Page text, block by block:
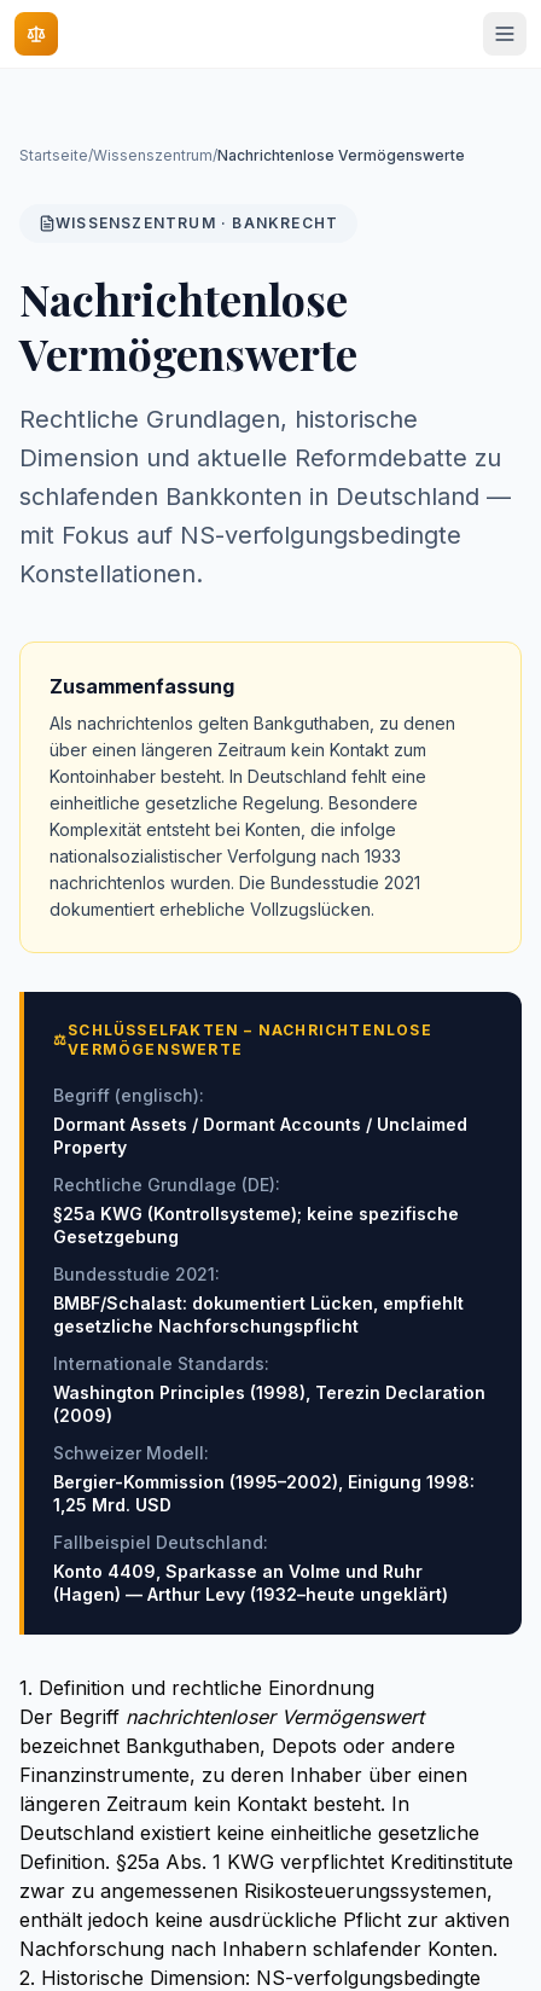
Startseite/Wissenszentrum/Nachrichtenlose Vermögenswerte
WISSENSZENTRUM · BANKRECHT
Nachrichtenlose
Vermögenswerte
Rechtliche Grundlagen, historische
Dimension und aktuelle Reformdebatte zu
schlafenden Bankkonten in Deutschland —
mit Fokus auf NS-verfolgungsbedingte
Konstellationen.
Zusammenfassung
Als nachrichtenlos gelten Bankguthaben, zu denen
über einen längeren Zeitraum kein Kontakt zum
Kontoinhaber besteht. In Deutschland fehlt eine
einheitliche gesetzliche Regelung. Besondere
Komplexität entsteht bei Konten, die infolge
nationalsozialistischer Verfolgung nach 1933
nachrichtenlos wurden. Die Bundesstudie 2021
dokumentiert erhebliche Vollzugslücken.
⚖
SCHLÜSSELFAKTEN – NACHRICHTENLOSE
VERMÖGENSWERTE
Begriff (englisch):
Dormant Assets / Dormant Accounts / Unclaimed
Property
Rechtliche Grundlage (DE):
§25a KWG (Kontrollsysteme); keine spezifische
Gesetzgebung
Bundesstudie 2021:
BMBF/Schalast: dokumentiert Lücken, empfiehlt
gesetzliche Nachforschungspflicht
Internationale Standards:
Washington Principles (1998), Terezin Declaration
(2009)
Schweizer Modell:
Bergier-Kommission (1995–2002), Einigung 1998:
1,25 Mrd. USD
Fallbeispiel Deutschland:
Konto 4409, Sparkasse an Volme und Ruhr
(Hagen) — Arthur Levy (1932–heute ungeklärt)
1. Definition und rechtliche Einordnung
Der Begriff nachrichtenloser Vermögenswert
bezeichnet Bankguthaben, Depots oder andere
Finanzinstrumente, zu deren Inhaber über einen
längeren Zeitraum kein Kontakt besteht. In
Deutschland existiert keine einheitliche gesetzliche
Definition. §25a Abs. 1 KWG verpflichtet Kreditinstitute
zwar zu angemessenen Risikosteuerungssystemen,
enthält jedoch keine ausdrückliche Pflicht zur aktiven
Nachforschung nach Inhabern schlafender Konten.
2. Historische Dimension: NS-verfolgungsbedingte